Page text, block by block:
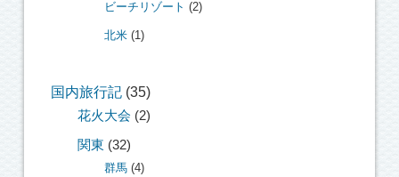
ビーチリゾート (2)
北米(1)
国内旅行記(35)
花火大会 (2)
関東 (32)
群馬(4)